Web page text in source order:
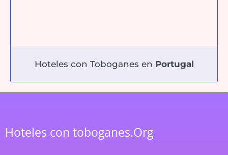
Hoteles con Toboganes en Portugal
Hoteles con toboganes.Org